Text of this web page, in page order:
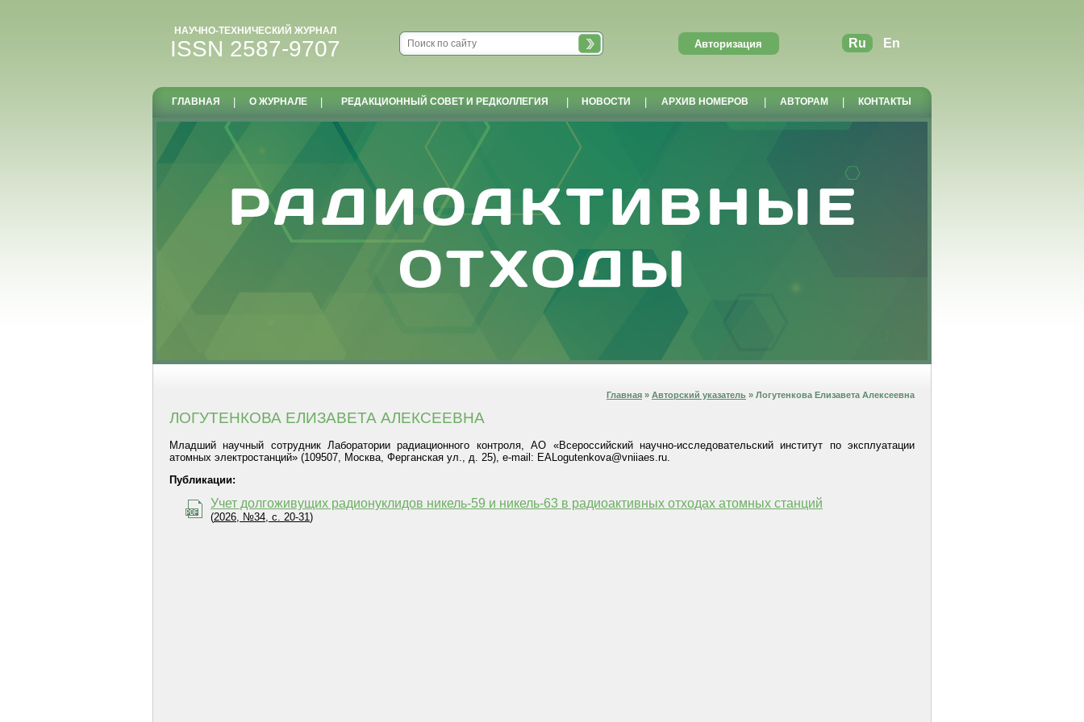
НАУЧНО-ТЕХНИЧЕСКИЙ ЖУРНАЛ
ISSN 2587-9707 Ru En
ГЛАВНАЯ О ЖУРНАЛЕ РЕДАКЦИОННЫЙ СОВЕТ И РЕДКОЛЛЕГИЯ НОВОСТИ АРХИВ НОМЕРОВ АВТОРАМ КОНТАКТЫ
Главная » Авторский указатель » Логутенкова Елизавета Алексеевна
ЛОГУТЕНКОВА ЕЛИЗАВЕТА АЛЕКСЕЕВНА
Младший научный сотрудник Лаборатории радиационного контроля, АО «Всероссийский научно-исследовательский институт по эксплуатации
атомных электростанций» (109507, Москва, Ферганская ул., д. 25), е-mail: EALogutenkova@vniiaes.ru.
Публикации:
Учет долгоживущих радионуклидов никель-59 и никель-63 в радиоактивных отходах атомных станций
(2026, №34, с. 20-31)